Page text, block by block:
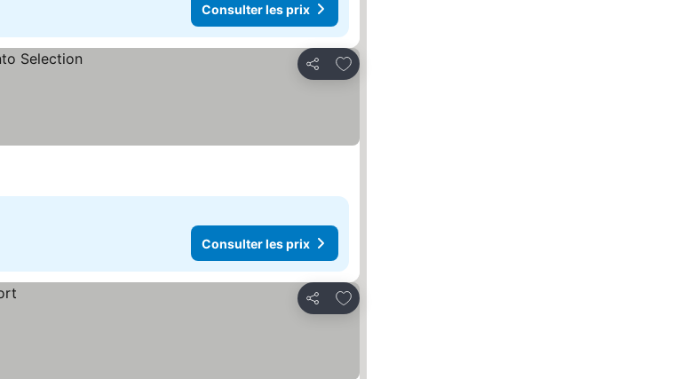
Consulter les prix
Partager
Ajouter à mes favoris
Consulter les prix
Partager
Ajouter à mes favoris